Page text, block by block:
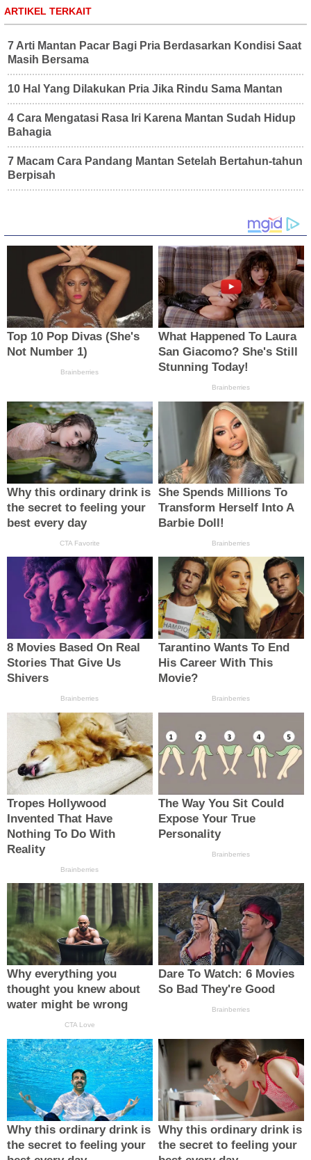
ARTIKEL TERKAIT
7 Arti Mantan Pacar Bagi Pria Berdasarkan Kondisi Saat
Masih Bersama
10 Hal Yang Dilakukan Pria Jika Rindu Sama Mantan
4 Cara Mengatasi Rasa Iri Karena Mantan Sudah Hidup
Bahagia
7 Macam Cara Pandang Mantan Setelah Bertahun-tahun
Berpisah